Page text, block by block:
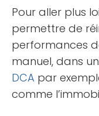
Pour aller plus
permettre de
performances
manuel, dans
DCA par
comme